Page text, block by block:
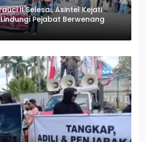
II Selesai, Asintel Kejati
Pejabat Berwenang